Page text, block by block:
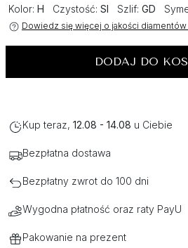
Kolor: H Czystość: SI Szlif: GD
Dowiedz się więcej o jakości diamentów
DODAJ DO
Kup teraz, 12.08 - 14.08 u Ciebie
Bezpłatna dostawa
Bezpłatny zwrot do 100 dni
Wygodna płatność oraz raty PayU
Pakowanie na prezent